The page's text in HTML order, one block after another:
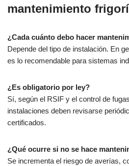
mantenimiento
¿Cada cuánto debo hacer
Depende del tipo de instalación. En
es lo recomendable para sistemas
¿Es obligatorio por ley?
Sí, según el RSIF y el control de
instalaciones deben revisarse
certificados.
¿Qué ocurre si no se hace
Se incrementa el riesgo de averías,